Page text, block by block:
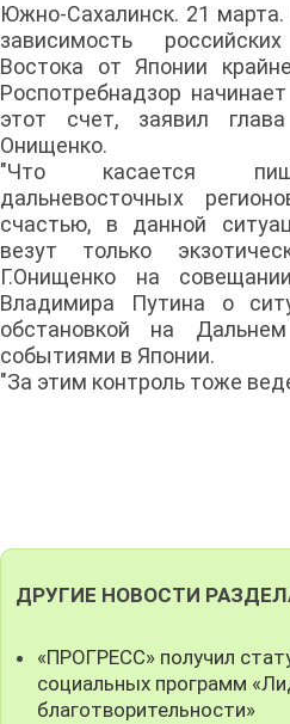
Южно-Сахалинск. 21
зависимость
Востока от Японии
Роспотребнадзор
этот счет, заявил
Онищенко.
"Что касается
дальневосточных
счастью, в данной
везут только
Г.Онищенко на
Владимира Путина о
обстановкой на
событиями в Японии.
"За этим контроль тоже
ДРУГИЕ НОВОСТИ
«ПРОГРЕСС» получил
социальных программ
благотворительности»